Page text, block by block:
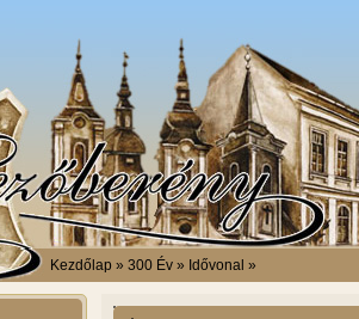
Kezdőlap » 300 Év » Idővonal »